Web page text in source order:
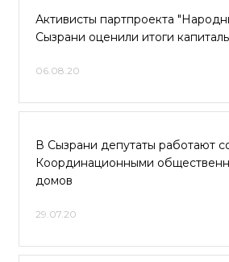
Активисты партпроекта
Сызрани оценили итоги
06.08.20
В Сызрани депутаты работают
Координационными
домов
29.07.20